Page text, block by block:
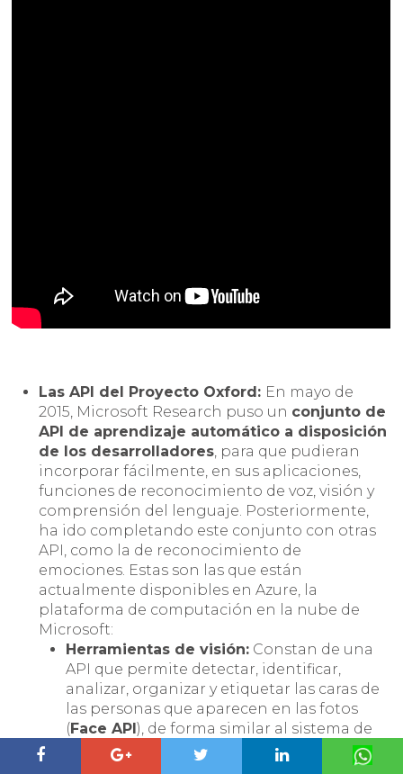
Las API del Proyecto Oxford: En mayo de
2015, Microsoft Research puso un conjunto de
API de aprendizaje automático a disposición
de los desarrolladores , para que pudieran
incorporar fácilmente, en sus aplicaciones,
funciones de reconocimiento de voz, visión y
comprensión del lenguaje. Posteriormente,
ha ido completando este conjunto con otras
API, como la de reconocimiento de
emociones. Estas son las que están
actualmente disponibles en Azure, la
plataforma de computación en la nube de
Microsoft:
Herramientas de visión: Constan de una
API que permite detectar, identificar,
analizar, organizar y etiquetar las caras de
las personas que aparecen en las fotos
(Face API), de forma similar al sistema de
etiquetado automático de Facebook o